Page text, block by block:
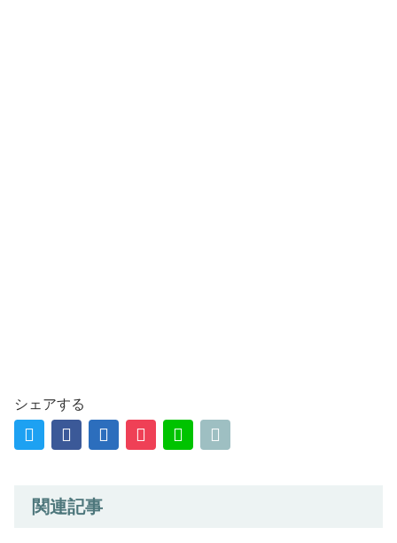
シェアする
関連記事